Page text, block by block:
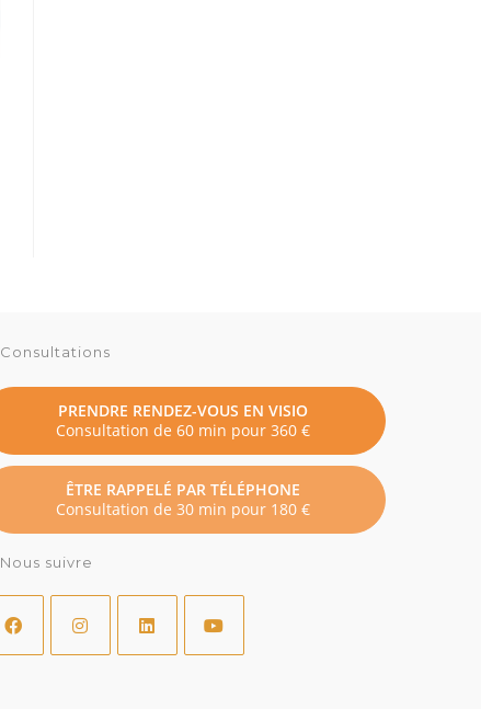
Consultations
PRENDRE RENDEZ-VOUS EN VISIO
Consultation de 60 min pour 360 €
ÊTRE RAPPELÉ PAR TÉLÉPHONE
Consultation de 30 min pour 180 €
Nous suivre